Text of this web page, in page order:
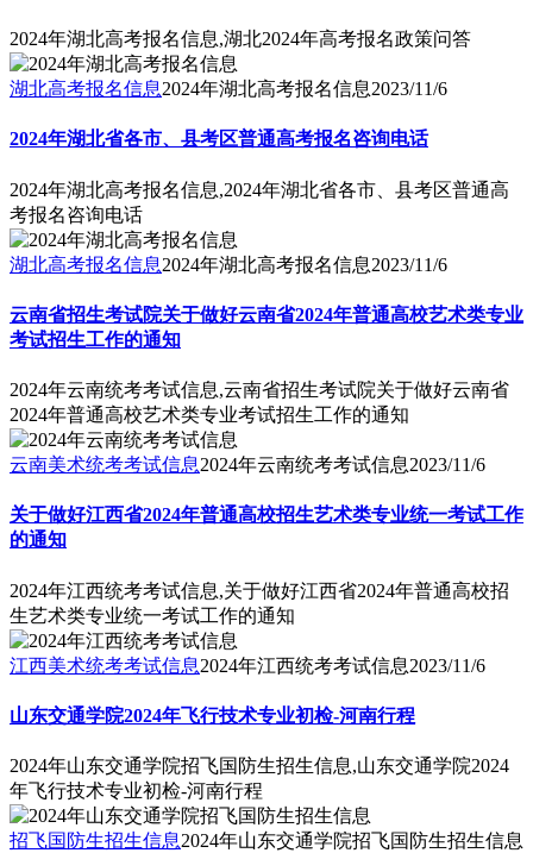
2024年湖北高考报名信息,湖北2024年高考报名政策问答
湖北高考报名信息2024年湖北高考报名信息2023/11/6
2024年湖北省各市、县考区普通高考报名咨询电话
2024年湖北高考报名信息,2024年湖北省各市、县考区普通高
考报名咨询电话
湖北高考报名信息2024年湖北高考报名信息2023/11/6
云南省招生考试院关于做好云南省2024年普通高校艺术类专业
考试招生工作的通知
2024年云南统考考试信息,云南省招生考试院关于做好云南省
2024年普通高校艺术类专业考试招生工作的通知
云南美术统考考试信息2024年云南统考考试信息2023/11/6
关于做好江西省2024年普通高校招生艺术类专业统一考试工作
的通知
2024年江西统考考试信息,关于做好江西省2024年普通高校招
生艺术类专业统一考试工作的通知
江西美术统考考试信息2024年江西统考考试信息2023/11/6
山东交通学院2024年飞行技术专业初检-河南行程
2024年山东交通学院招飞国防生招生信息,山东交通学院2024
年飞行技术专业初检-河南行程
招飞国防生招生信息2024年山东交通学院招飞国防生招生信息